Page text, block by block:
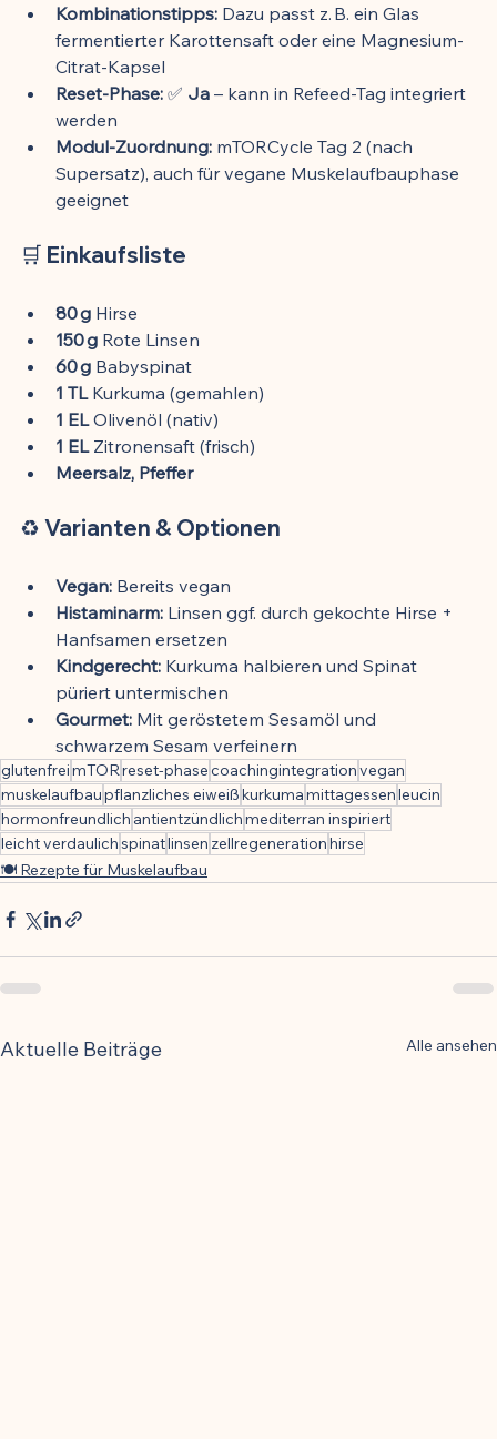
Kombinationstipps: Dazu passt z. B. ein Glas
fermentierter Karottensaft oder eine Magnesium-
Citrat-Kapsel
Reset-Phase: ✅ Ja – kann in Refeed-Tag integriert
werden
Modul-Zuordnung: mTORCycle Tag 2 (nach
Supersatz), auch für vegane Muskelaufbauphase
geeignet
🛒 Einkaufsliste
80 g Hirse
150 g Rote Linsen
60 g Babyspinat
1 TL Kurkuma (gemahlen)
1 EL Olivenöl (nativ)
1 EL Zitronensaft (frisch)
Meersalz, Pfeffer
♻️ Varianten & Optionen
Vegan: Bereits vegan
Histaminarm: Linsen ggf. durch gekochte Hirse +
Hanfsamen ersetzen
Kindgerecht: Kurkuma halbieren und Spinat
püriert untermischen
Gourmet: Mit geröstetem Sesamöl und
schwarzem Sesam verfeinern
glutenfreimTORreset-phasecoachingintegrationvegan
muskelaufbaupflanzliches eiweißkurkumamittagessenleucin
hormonfreundlich antientzündlichmediterran inspiriert
leicht verdaulichspinatlinsen zellregenerationhirse
🍽️ Rezepte für Muskelaufbau
Aktuelle Beiträge Alle ansehen